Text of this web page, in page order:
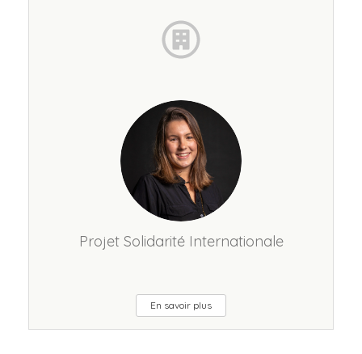
Projet Solidarité Internationale
En savoir plus